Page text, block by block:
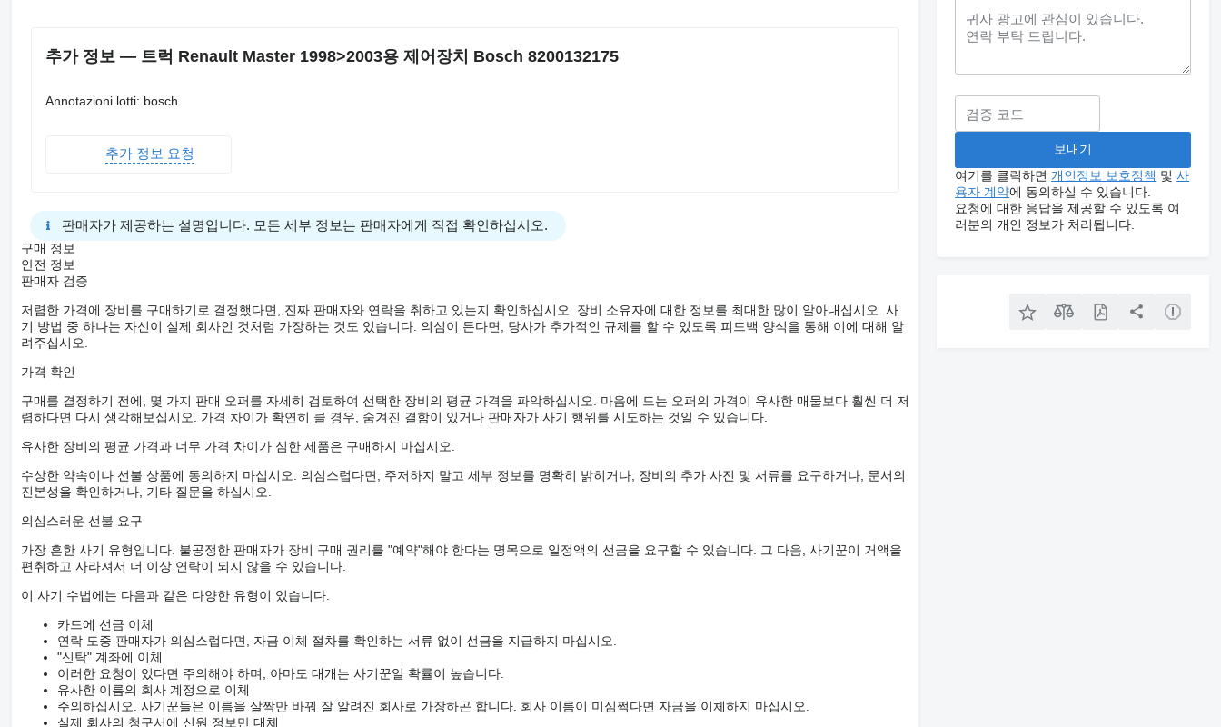
추가 정보 — 트럭 Renault Master 1998>2003용 제어장치 Bosch 8200132175
Annotazioni lotti: bosch
추가 정보 요청
판매자가 제공하는 설명입니다. 모든 세부 정보는 판매자에게 직접 확인하십시오.
구매 정보
안전 정보
판매자 검증
저렴한 가격에 장비를 구매하기로 결정했다면, 진짜 판매자와 연락을 취하고 있는지 확인하십시오. 장비 소유자에 대한 정보를 최대한 많이 알아내십시오. 사
기 방법 중 하나는 자신이 실제 회사인 것처럼 가장하는 것도 있습니다. 의심이 든다면, 당사가 추가적인 규제를 할 수 있도록 피드백 양식을 통해 이에 대해 알
려주십시오.
가격 확인
구매를 결정하기 전에, 몇 가지 판매 오퍼를 자세히 검토하여 선택한 장비의 평균 가격을 파악하십시오. 마음에 드는 오퍼의 가격이 유사한 매물보다 훨씬 더 저
렴하다면 다시 생각해보십시오. 가격 차이가 확연히 클 경우, 숨겨진 결함이 있거나 판매자가 사기 행위를 시도하는 것일 수 있습니다.
유사한 장비의 평균 가격과 너무 가격 차이가 심한 제품은 구매하지 마십시오.
수상한 약속이나 선불 상품에 동의하지 마십시오. 의심스럽다면, 주저하지 말고 세부 정보를 명확히 밝히거나, 장비의 추가 사진 및 서류를 요구하거나, 문서의
진본성을 확인하거나, 기타 질문을 하십시오.
의심스러운 선불 요구
가장 흔한 사기 유형입니다. 불공정한 판매자가 장비 구매 권리를 "예약"해야 한다는 명목으로 일정액의 선금을 요구할 수 있습니다. 그 다음, 사기꾼이 거액을
편취하고 사라져서 더 이상 연락이 되지 않을 수 있습니다.
이 사기 수법에는 다음과 같은 다양한 유형이 있습니다.
카드에 선금 이체
연락 도중 판매자가 의심스럽다면, 자금 이체 절차를 확인하는 서류 없이 선금을 지급하지 마십시오.
"신탁" 계좌에 이체
이러한 요청이 있다면 주의해야 하며, 아마도 대개는 사기꾼일 확률이 높습니다.
유사한 이름의 회사 계정으로 이체
주의하십시오. 사기꾼들은 이름을 살짝만 바꿔 잘 알려진 회사로 가장하곤 합니다. 회사 이름이 미심쩍다면 자금을 이체하지 마십시오.
실제 회사의 청구서에 신원 정보만 대체
여기를 클릭하면 개인정보 보호정책 및사
용자 계약에 동의하실 수 있습니다.
요청에 대한 응답을 제공할 수 있도록 여
러분의 개인 정보가 처리됩니다.